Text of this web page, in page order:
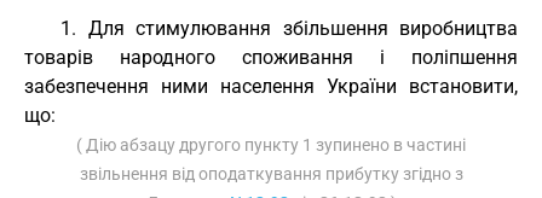
1. Для стимулювання збільшення виробництва
товарів народного споживання і поліпшення
забезпечення ними населення України встановити,
що:
( Дію абзацу другого пункту 1 зупинено в частині
звільнення від оподаткування прибутку згідно з